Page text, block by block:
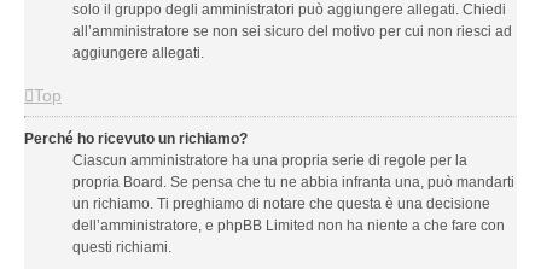
solo il gruppo degli amministratori può aggiungere allegati. Chiedi
all’amministratore se non sei sicuro del motivo per cui non riesci ad
aggiungere allegati.
Top
Perché ho ricevuto un richiamo?
Ciascun amministratore ha una propria serie di regole per la
propria Board. Se pensa che tu ne abbia infranta una, può mandarti
un richiamo. Ti preghiamo di notare che questa è una decisione
dell’amministratore, e phpBB Limited non ha niente a che fare con
questi richiami.